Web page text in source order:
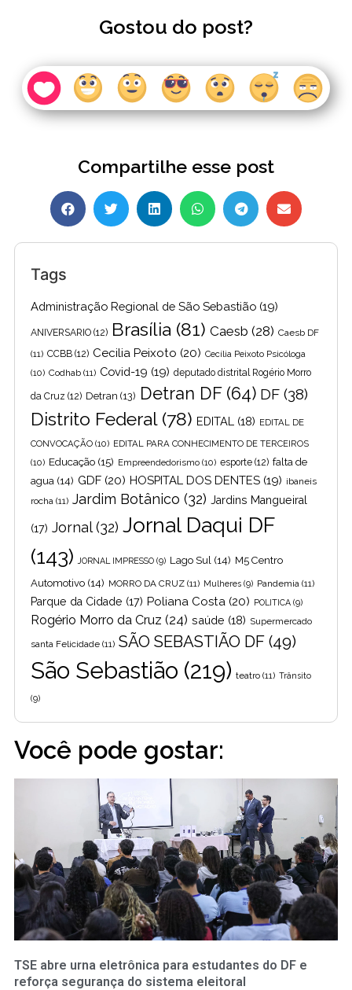
Gostou do post?
Compartilhe esse post
Tags
Administração Regional de São Sebastião (19)
ANIVERSARIO (12) Brasília (81) Caesb (28) Caesb DF
(11) CCBB (12) Cecilia Peixoto (20) Cecília Peixoto Psicóloga
(10) Codhab (11) Covid-19 (19) deputado distrital Rogério Morro
da Cruz (12) Detran (13) Detran DF(64) DF (38)
Distrito Federal(78) EDITAL (18) EDITAL DE
CONVOCAÇÃO (10) EDITAL PARA CONHECIMENTO DE TERCEIROS
(10) Educação (15) Empreendedorismo (10) esporte (12) falta de
agua (14) GDF (20) HOSPITAL DOS DENTES (19) ibaneis
rocha (11) Jardim Botânico (32) Jardins Mangueiral
(17) Jornal(32) Jornal Daqui DF
(143)
JORNAL IMPRESSO (9) Lago Sul (14) M5 Centro
Automotivo (14) MORRO DA CRUZ (11) Mulheres (9) Pandemia (11)
Parque da Cidade (17) Poliana Costa (20) POLITICA (9)
Rogério Morro da Cruz (24) saúde (18) Supermercado
santa Felicidade (11) SÃO SEBASTIÃO DF (49)
São Sebastião (219) teatro (11) Trânsito
(9)
Você pode gostar:
TSE abre urna eletrônica para estudantes do DF e
reforça segurança do sistema eleitoral